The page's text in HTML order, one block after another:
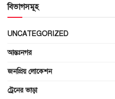
বিভাগসমূহ
UNCATEGORIZED
আন্তঃনগর
জনপ্রিয় লোকেশন
ট্রেনের ভাড়া